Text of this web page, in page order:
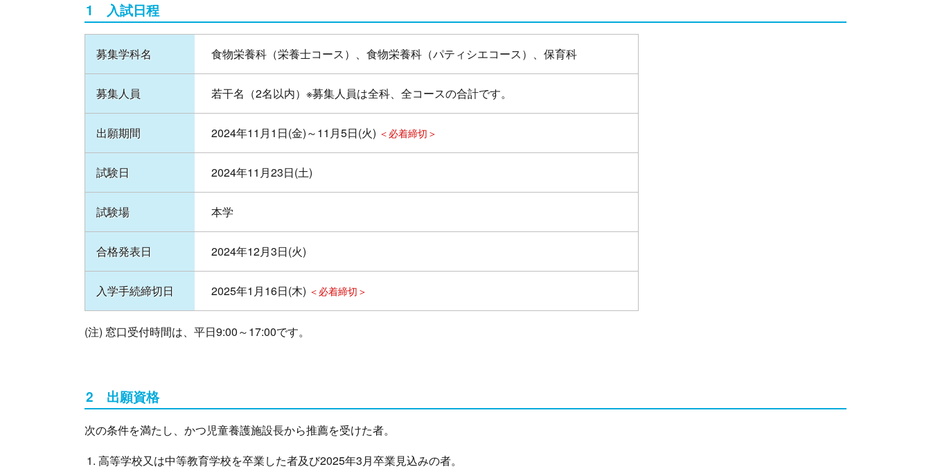
1 入試日程
募集学科名 食物栄養科（栄養士コース）、食物栄養科（パティシエコース）、保育科
募集人員 若干名（2名以内）※募集人員は全科、全コースの合計です。
出願期間 2024年11月1日(金)～11月5日(火) ＜必着締切＞
試験日 2024年11月23日(土)
試験場 本学
合格発表日 2024年12月3日(火)
入学手続締切日 2025年1月16日(木) ＜必着締切＞
(注) 窓口受付時間は、平日9:00～17:00です。
2 出願資格
次の条件を満たし、かつ児童養護施設長から推薦を受けた者。
高等学校又は中等教育学校を卒業した者及び2025年3月卒業見込みの者。